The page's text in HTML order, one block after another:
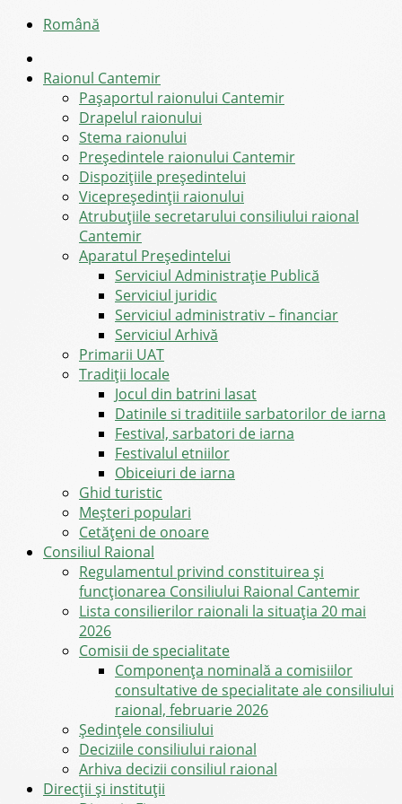
Română
Raionul Cantemir
Pașaportul raionului Cantemir
Drapelul raionului
Stema raionului
Preşedintele raionului Cantemir
Dispozițiile președintelui
Vicepreşedinţii raionului
Atrubuțiile secretarului consiliului raional
Cantemir
Aparatul Preşedintelui
Serviciul Administraţie Publică
Serviciul juridic
Serviciul administrativ – financiar
Serviciul Arhivă
Primarii UAT
Tradiții locale
Jocul din batrini lasat
Datinile si traditiile sarbatorilor de iarna
Festival, sarbatori de iarna
Festivalul etniilor
Obiceiuri de iarna
Ghid turistic
Meşteri populari
Cetățeni de onoare
Consiliul Raional
Regulamentul privind constituirea şi
funcţionarea Consiliului Raional Cantemir
Lista consilierilor raionali la situația 20 mai
2026
Comisii de specialitate
Componența nominală a comisiilor
consultative de specialitate ale consiliului
raional, februarie 2026
Şedinţele consiliului
Deciziile consiliului raional
Arhiva decizii consiliul raional
Direcții și instituții